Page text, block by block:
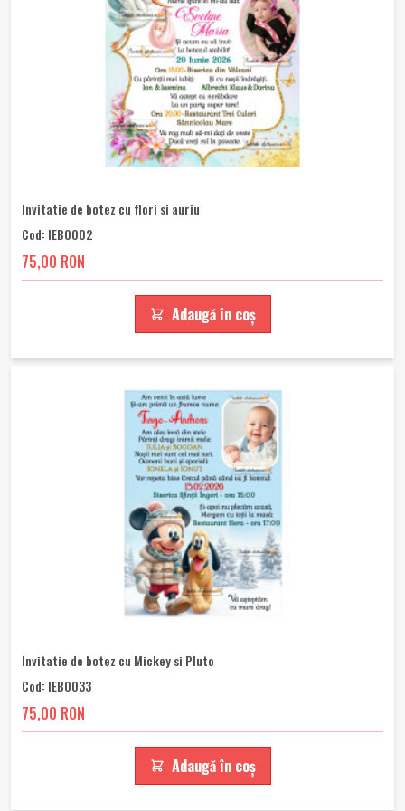
Invitatie de botez cu flori si auriu
Cod: IEB0002
75,00 RON
Adaugă în coș
Invitatie de botez cu Mickey si Pluto
Cod: IEB0033
75,00 RON
Adaugă în coș